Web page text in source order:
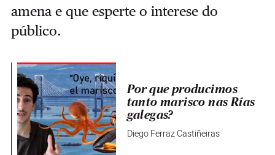
amena e que esperte o interese do
público.
Por que producimos
tanto marisco nas Rías
galegas?
Diego Ferraz Castiñeiras